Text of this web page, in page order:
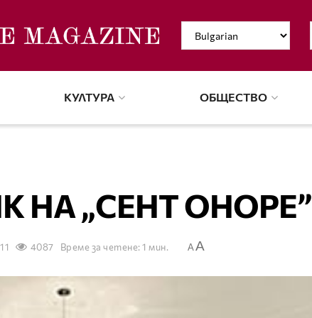
КУЛТУРА ОБЩЕСТВО
НА „СЕНТ ОНОРЕ”
4087 Време за четене: 1 мин. AA